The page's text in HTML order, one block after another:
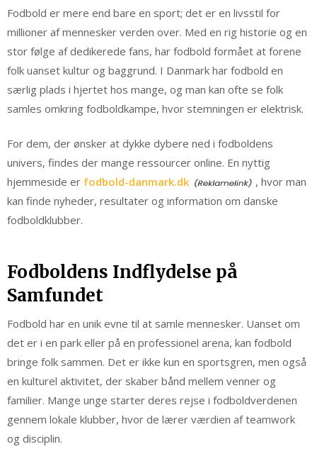
Fodbold er mere end bare en sport; det er en livsstil for
millioner af mennesker verden over. Med en rig historie og en
stor følge af dedikerede fans, har fodbold formået at forene
folk uanset kultur og baggrund. I Danmark har fodbold en
særlig plads i hjertet hos mange, og man kan ofte se folk
samles omkring fodboldkampe, hvor stemningen er elektrisk.
For dem, der ønsker at dykke dybere ned i fodboldens
univers, findes der mange ressourcer online. En nyttig
hjemmeside er fodbold-danmark.dk
, hvor man
kan finde nyheder, resultater og information om danske
fodboldklubber.
Fodboldens Indflydelse på
Samfundet
Fodbold har en unik evne til at samle mennesker. Uanset om
det er i en park eller på en professionel arena, kan fodbold
bringe folk sammen. Det er ikke kun en sportsgren, men også
en kulturel aktivitet, der skaber bånd mellem venner og
familier. Mange unge starter deres rejse i fodboldverdenen
gennem lokale klubber, hvor de lærer værdien af teamwork
og disciplin.